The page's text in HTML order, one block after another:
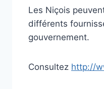
Les Niçois
différents
gouvernement.
Consultez http://